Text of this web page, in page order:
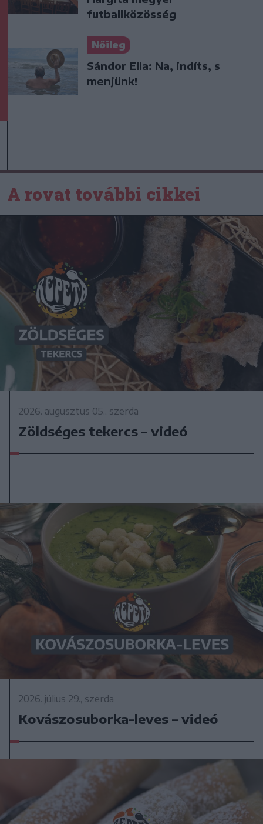
futballközösség
Nőileg
Sándor Ella: Na, indíts, s
menjünk!
A rovat további cikkei
2026. augusztus 05., szerda
Zöldséges tekercs – videó
2026. július 29., szerda
Kovászosuborka-leves – videó